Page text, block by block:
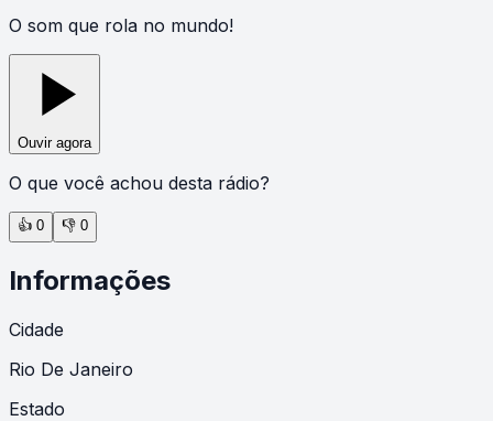
O som que rola no mundo!
Ouvir agora
O que você achou desta rádio?
👍 0 👎 0
Informações
Cidade
Rio De Janeiro
Estado